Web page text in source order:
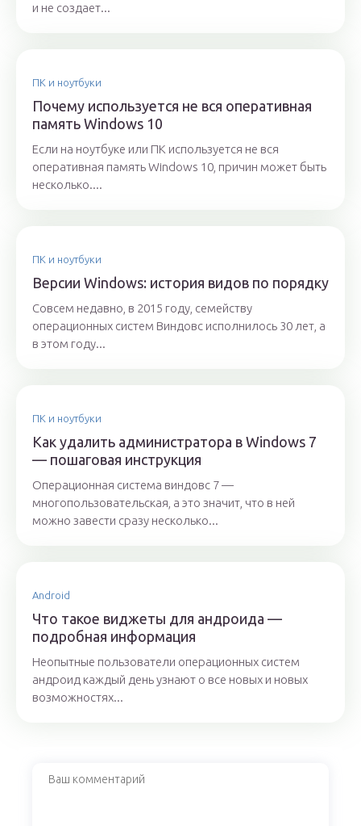
и не создает...
ПК и ноутбуки
Почему используется не вся оперативная
память Windows 10
Если на ноутбуке или ПК используется не вся
оперативная память Windows 10, причин может быть
несколько....
ПК и ноутбуки
Версии Windows: история видов по порядку
Совсем недавно, в 2015 году, семейству
операционных систем Виндовс исполнилось 30 лет, а
в этом году...
ПК и ноутбуки
Как удалить администратора в Windows 7
— пошаговая инструкция
Операционная система виндовс 7 —
многопользовательская, а это значит, что в ней
можно завести сразу несколько...
Android
Что такое виджеты для андроида —
подробная информация
Неопытные пользователи операционных систем
андроид каждый день узнают о все новых и новых
возможностях...